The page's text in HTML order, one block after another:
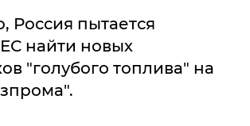
Россия пытается
найти новых
"голубого топлива" на